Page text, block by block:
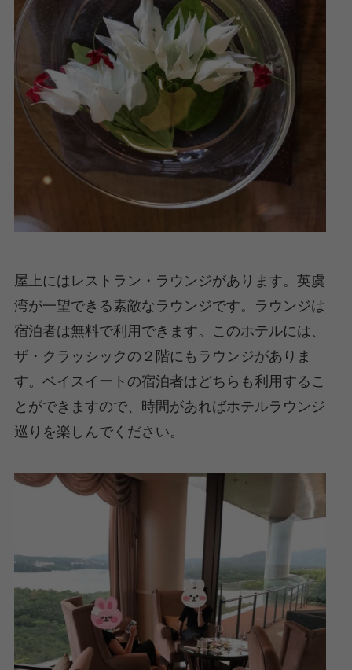
屋上にはレストラン・ラウンジがあります。英虞
湾が一望できる素敵なラウンジです。ラウンジは
宿泊者は無料で利用できます。このホテルには、
ザ・クラッシックの２階にもラウンジがありま
す。ベイスイートの宿泊者はどちらも利用するこ
とができますので、時間があればホテルラウンジ
巡りを楽しんでください。